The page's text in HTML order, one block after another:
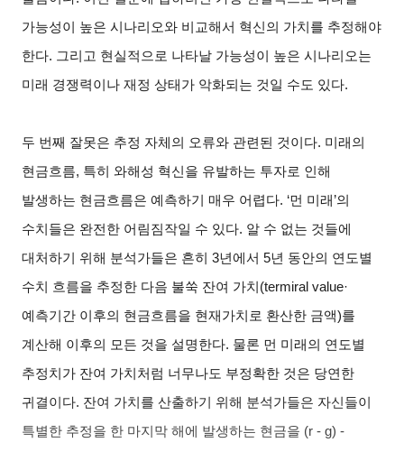
가능성이 높은 시나리오와 비교해서 혁신의 가치를 추정해야
한다. 그리고 현실적으로 나타날 가능성이 높은 시나리오는
미래 경쟁력이나 재정 상태가 악화되는 것일 수도 있다.
두 번째 잘못은 추정 자체의 오류와 관련된 것이다. 미래의
현금흐름, 특히 와해성 혁신을 유발하는 투자로 인해
발생하는 현금흐름은 예측하기 매우 어렵다. ‘먼 미래’의
수치들은 완전한 어림짐작일 수 있다. 알 수 없는 것들에
대처하기 위해 분석가들은 흔히 3년에서 5년 동안의 연도별
수치 흐름을 추정한 다음 불쑥 잔여 가치(termiral value·
예측기간 이후의 현금흐름을 현재가치로 환산한 금액)를
계산해 이후의 모든 것을 설명한다. 물론 먼 미래의 연도별
추정치가 잔여 가치처럼 너무나도 부정확한 것은 당연한
귀결이다. 잔여 가치를 산출하기 위해 분석가들은 자신들이
특별한 추정을 한 마지막 해에 발생하는 현금을 (r - g) -